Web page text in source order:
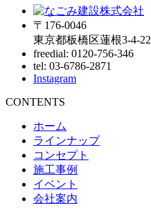
〒176-0046
東京都板橋区蓮根3-4-22
freedial: 0120-756-346
tel: 03-6786-2871
Instagram
CONTENTS
ホーム
ラインナップ
コンセプト
施工事例
イベント
会社案内